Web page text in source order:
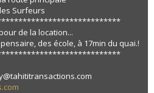
Surfeurs
de la location...
des école, à 17min du quai.!